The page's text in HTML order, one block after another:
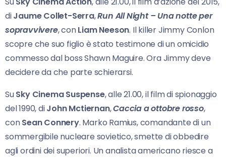
diJaume Collet-Serra,Run AllNight – Una notte per
sopravvivere, conLiam Neeson. Il killer Jimmy Conlon
scopre che suo figlio è stato testimone di un omicidio
commesso dal boss Shawn Maguire. Ora Jimmy deve
decidere da che parte schierarsi.
SuSky Cinema Suspense, alle 21.00, il film di spionaggio
del 1990, diJohn Mctiernan,Caccia aottobre rosso,
conSean Connery. Marko Ramius, comandante di un
sommergibile nucleare sovietico, smette di obbedire
agli ordini dei superiori. Un analista americano riesce a